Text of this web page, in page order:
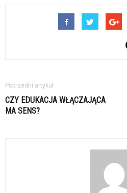
Poprzedni artykuł
CZY EDUKACJA WŁĄCZAJĄCA
MA SENS?